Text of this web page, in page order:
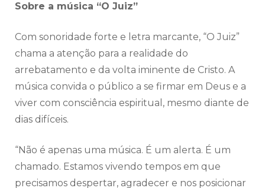
Sobre a música “O Juiz”
Com sonoridade forte e letra marcante, “O Juiz”
chama a atenção para a realidade do
arrebatamento e da volta iminente de Cristo. A
música convida o público a se firmar em Deus e a
viver com consciência espiritual, mesmo diante de
dias difíceis.
“Não é apenas uma música. É um alerta. É um
chamado. Estamos vivendo tempos em que
precisamos despertar, agradecer e nos posicionar